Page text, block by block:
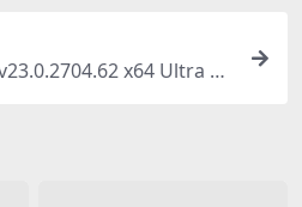
x64 Ultra 中